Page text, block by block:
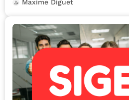
Maxime Diguet